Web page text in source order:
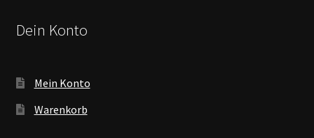
Dein Konto
Mein Konto
Warenkorb